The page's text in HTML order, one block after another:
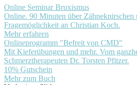
Online Seminar Bruxismus
Online. 90 Minuten über Zähneknirschen
Fragemöglichkeit an Christian Koch.
Mehr erfahren
Onlineprogramm "Befreit von CMD"
Mit Kieferübungen und mehr. Vom
Schmerztherapeuten Dr. Torsten Pfitzer.
10% Gutschein
Mehr zum Buch